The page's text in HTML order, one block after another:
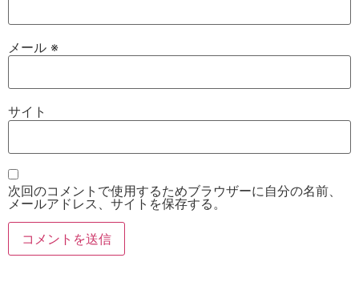
メール ※
サイト
次回のコメントで使用するためブラウザーに自分の名前、
メールアドレス、サイトを保存する。